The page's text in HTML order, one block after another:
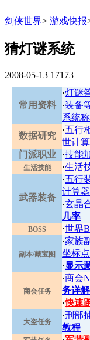
剑侠世界> 游戏快报
猜灯谜系统
2008-05-13 17173
常用资料
·灯谜
·装备
系统
数据研究
·五行
世计
门派职业
·技能
生活技能 ·生活
武器装备
·五行
计算器
·玄晶
几率
BOSS ·世界
副本/藏宝图
·家族
坐标点
·显示
商会任务
·商会
务详解
·快速
大盗任务
·刑部
教程